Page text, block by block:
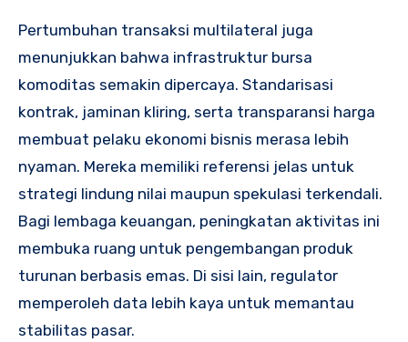
Pertumbuhan transaksi multilateral juga
menunjukkan bahwa infrastruktur bursa
komoditas semakin dipercaya. Standarisasi
kontrak, jaminan kliring, serta transparansi harga
membuat pelaku ekonomi bisnis merasa lebih
nyaman. Mereka memiliki referensi jelas untuk
strategi lindung nilai maupun spekulasi terkendali.
Bagi lembaga keuangan, peningkatan aktivitas ini
membuka ruang untuk pengembangan produk
turunan berbasis emas. Di sisi lain, regulator
memperoleh data lebih kaya untuk memantau
stabilitas pasar.